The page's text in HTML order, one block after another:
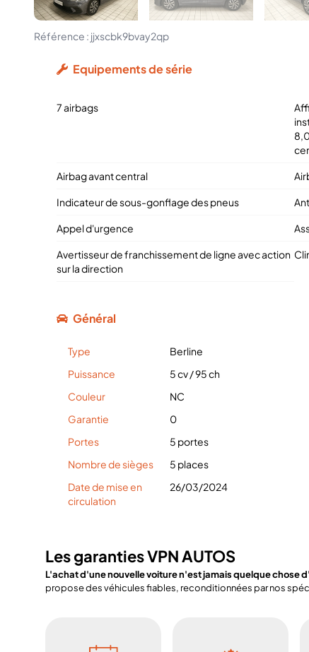
Référence : jjxscbk9bvay2qp
Equipements de série
7 airbags
Airbag avant central
Indicateur de sous-gonflage des pneus
Appel d'urgence
Avertisseur de franchissement de ligne avec action
sur la direction
Général
Type
Berline
Puissance
5 cv/95 ch
Couleur
NC
Garantie
0
Portes
5 portes
Nombre de sièges
5 places
Date de mise en
circulation
26/03/2024
Les garanties VPN AUTOS
L'achat d'une nouvelle voiture n'est jamais quelque chose
propose des véhicules fiables, reconditionnées par nos